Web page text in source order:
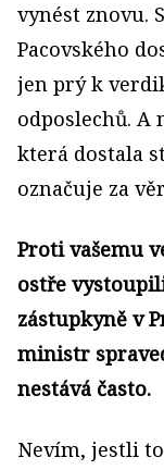
vynést znovu.
Pacovského
jen prý k
odposlechů. A
která dostala
označuje za
Proti vašemu
ostře
zástupkyně v
ministr
nestává často.
Nevím, jestli